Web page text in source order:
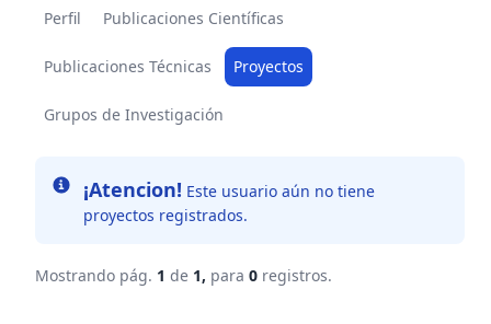
Perfil Publicaciones Científicas
Publicaciones Técnicas Proyectos
Grupos de Investigación
Info ¡Atencion! Este usuario aún no tiene
proyectos registrados.
Mostrando pág. 1 de 1, para 0 registros.